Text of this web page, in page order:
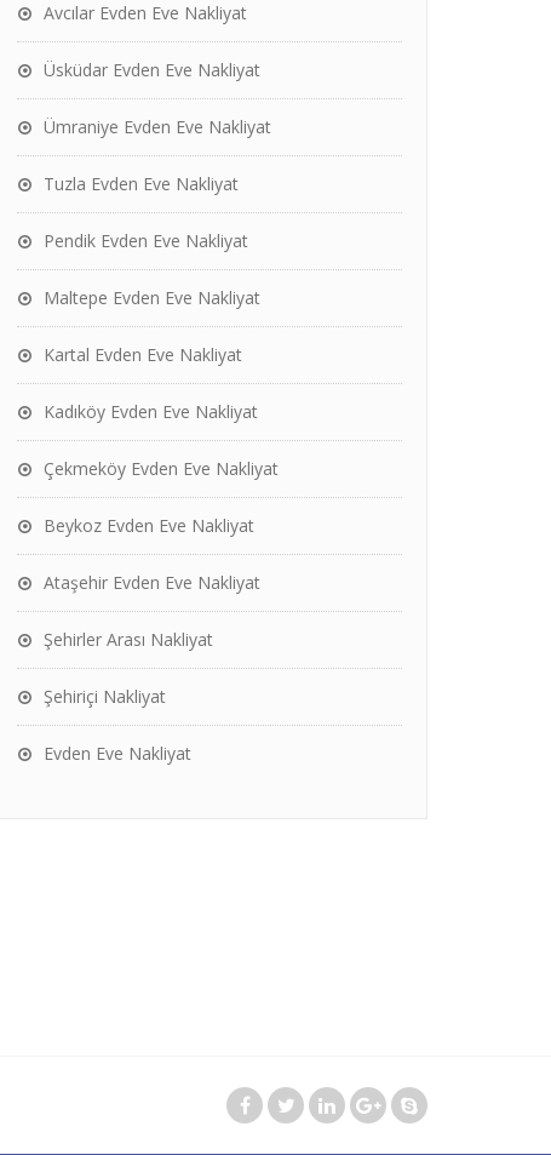
Avcılar Evden Eve Nakliyat
Üsküdar Evden Eve Nakliyat
Ümraniye Evden Eve Nakliyat
Tuzla Evden Eve Nakliyat
Pendik Evden Eve Nakliyat
Maltepe Evden Eve Nakliyat
Kartal Evden Eve Nakliyat
Kadıköy Evden Eve Nakliyat
Çekmeköy Evden Eve Nakliyat
Beykoz Evden Eve Nakliyat
Ataşehir Evden Eve Nakliyat
Şehirler Arası Nakliyat
Şehiriçi Nakliyat
Evden Eve Nakliyat